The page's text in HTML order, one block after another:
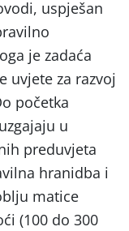
uspješan
je zadaća
uvjete za razvoj
početka
u
preduvjeta
hranidba i
matice
(100 do 300